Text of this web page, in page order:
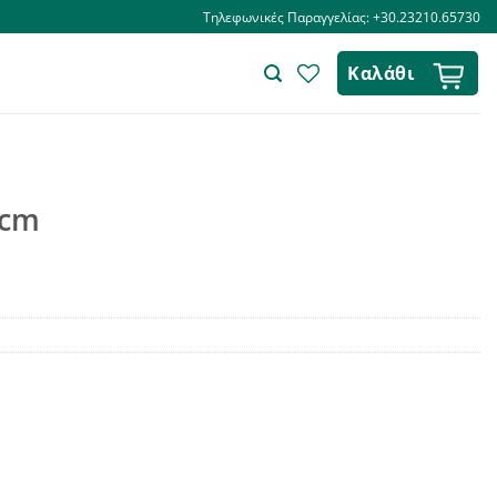
Τηλεφωνικές Παραγγελίας: +30.23210.65730
Καλάθι